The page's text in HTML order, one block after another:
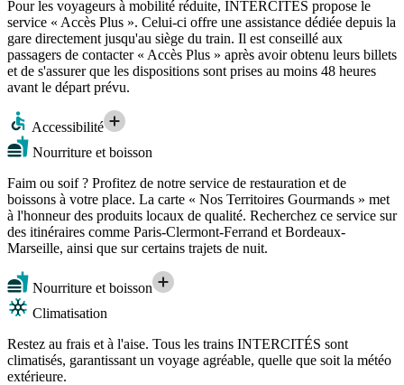
Pour les voyageurs à mobilité réduite, INTERCITÉS propose le
service « Accès Plus ». Celui-ci offre une assistance dédiée depuis la
gare directement jusqu'au siège du train. Il est conseillé aux
passagers de contacter « Accès Plus » après avoir obtenu leurs billets
et de s'assurer que les dispositions sont prises au moins 48 heures
avant le départ prévu.
Accessibilité
Nourriture et boisson
Faim ou soif ? Profitez de notre service de restauration et de
boissons à votre place. La carte « Nos Territoires Gourmands » met
à l'honneur des produits locaux de qualité. Recherchez ce service sur
des itinéraires comme Paris-Clermont-Ferrand et Bordeaux-
Marseille, ainsi que sur certains trajets de nuit.
Nourriture et boisson
Climatisation
Restez au frais et à l'aise. Tous les trains INTERCITÉS sont
climatisés, garantissant un voyage agréable, quelle que soit la météo
extérieure.